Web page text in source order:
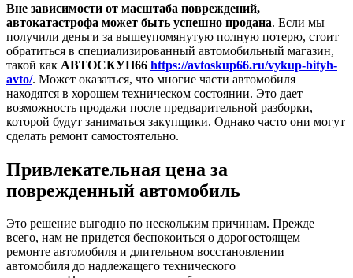
Вне зависимости от масштаба повреждений,
автокатастрофа может быть успешно продана. Если мы
получили деньги за вышеупомянутую полную потерю, стоит
обратиться в специализированный автомобильный магазин,
такой как АВТОСКУП66 https://avtoskup66.ru/vykup-bityh-
avto/. Может оказаться, что многие части автомобиля
находятся в хорошем техническом состоянии. Это дает
возможность продажи после предварительной разборки,
которой будут заниматься закупщики. Однако часто они могут
сделать ремонт самостоятельно.
Привлекательная цена за
поврежденный автомобиль
Это решение выгодно по нескольким причинам. Прежде
всего, нам не придется беспокоиться о дорогостоящем
ремонте автомобиля и длительном восстановлении
автомобиля до надлежащего технического